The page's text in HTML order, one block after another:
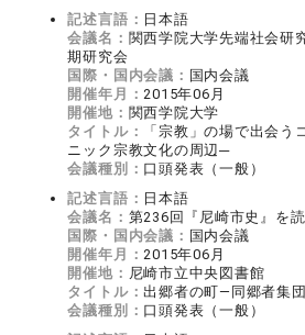
記述言語： 日本語
会議名： 関西学院大学先端社会
期研究会
国際・国内会議： 国内会議
開催年月：2015年06月
開催地： 関西学院大学
タイトル：
「宗教」の場で出会う
ニック宗教文化の周辺─
会議種別： 口頭発表（一般）
記述言語： 日本語
会議名： 第236回『尼崎市史』を
国際・国内会議： 国内会議
開催年月：2015年06月
開催地： 尼崎市立中央図書館
タイトル：出郷者の町―同郷者集
会議種別： 口頭発表（一般）